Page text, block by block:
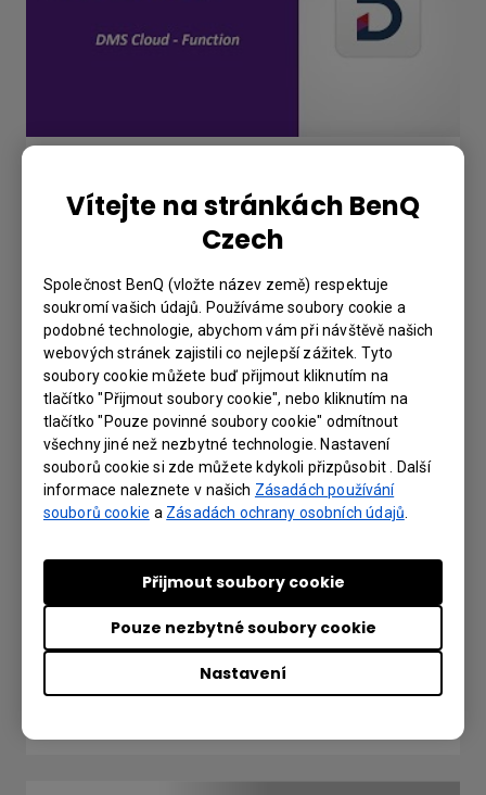
Vítejte na stránkách BenQ
Czech
Společnost BenQ (vložte název země) respektuje
soukromí vašich údajů. Používáme soubory cookie a
podobné technologie, abychom vám při návštěvě našich
webových stránek zajistili co nejlepší zážitek. Tyto
soubory cookie můžete buď přijmout kliknutím na
tlačítko "Přijmout soubory cookie", nebo kliknutím na
tlačítko "Pouze povinné soubory cookie" odmítnout
všechny jiné než nezbytné technologie. Nastavení
souborů cookie si zde můžete kdykoli přizpůsobit . Další
informace naleznete v našich Zásadách používání
souborů cookie a Zásadách ochrany osobních údajů
Nastavení
Pouze nezbytné soubory cookie
Přijmout soubory cookie
How to upgrade apps? (EZWrite 5.0 & X-